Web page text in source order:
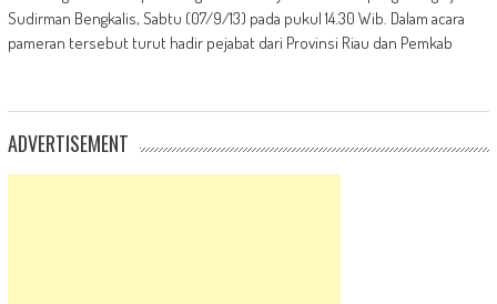
Sudirman Bengkalis, Sabtu (07/9/13) pada pukul 14.30 Wib. Dalam acara
pameran tersebut turut hadir pejabat dari Provinsi Riau dan Pemkab
ADVERTISEMENT